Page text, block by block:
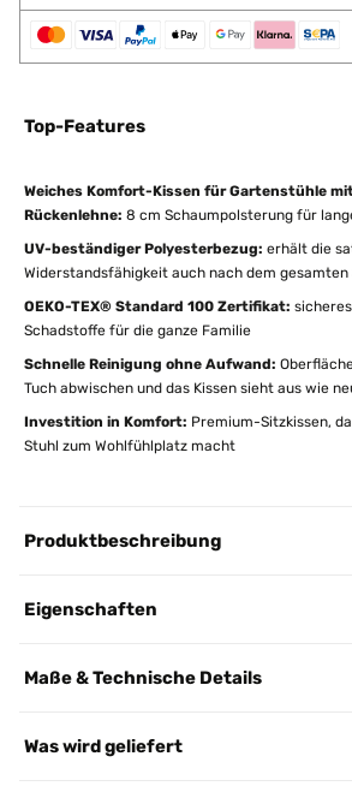
Top-Features
Weiches Komfort-Kissen für Gartenstühle
Rückenlehne: 8 cm Schaumpolsterung für
UV-beständiger Polyesterbezug: erhält die
Widerstandsfähigkeit auch nach dem
OEKO-TEX® Standard 100 Zertifikat:
Schadstoffe für die ganze Familie
Schnelle Reinigung ohne Aufwand:
Tuch abwischen und das Kissen sieht aus wie
Investition in Komfort: Premium-Sitzkissen,
Stuhl zum Wohlfühlplatz macht
Produktbeschreibung
Eigenschaften
Maße & Technische Details
Was wird geliefert